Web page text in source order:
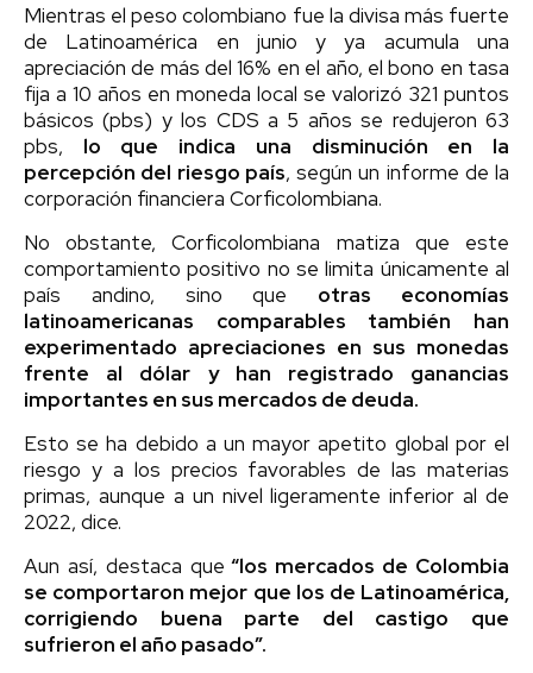
Mientras el peso colombiano fue la divisa más fuerte
de Latinoamérica en junio y ya acumula una
apreciación de más del 16% en el año, el bono en tasa
fija a 10 años en moneda local se valorizó 321 puntos
básicos (pbs) y los CDS a 5 años se redujeron 63
pbs, lo que indica una disminución en la
percepción del riesgo país, según un informe de la
corporación financiera Corficolombiana.
No obstante, Corficolombiana matiza que este
comportamiento positivo no se limita únicamente al
país andino, sino que otras economías
latinoamericanas comparables también han
experimentado apreciaciones en sus monedas
frente al dólar y han registrado ganancias
importantes en sus mercados de deuda.
Esto se ha debido a un mayor apetito global por el
riesgo y a los precios favorables de las materias
primas, aunque a un nivel ligeramente inferior al de
2022, dice.
Aun así, destaca que “los mercados de Colombia
se comportaron mejor que los de Latinoamérica,
corrigiendo buena parte del castigo que
sufrieron el año pasado”.